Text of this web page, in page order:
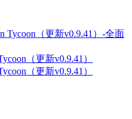
（更新v0.9.41）
（更新v0.9.41）